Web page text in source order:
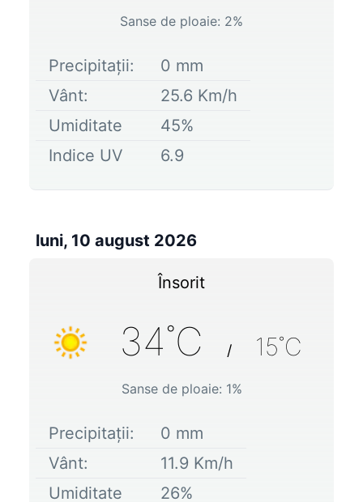
Sanse de ploaie: 2%
Precipitații: 0 mm
Vânt:
25.6 Km/h
Umiditate
45%
Indice UV
6.9
luni, 10 august 2026
Însorit
34˚C / 15˚C
Sanse de ploaie: 1%
Precipitații: 0 mm
Vânt:
11.9 Km/h
Umiditate
26%